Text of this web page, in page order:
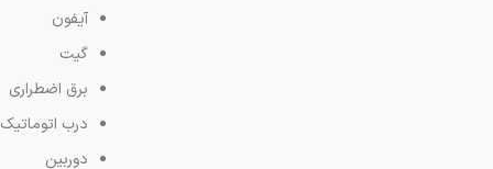
آیفون
گیت
برق اضطراری
درب اتوماتیک
دوربین